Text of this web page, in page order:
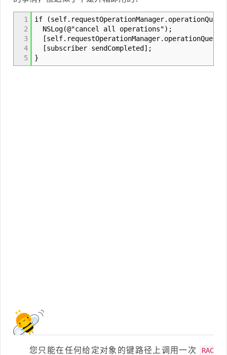
1
2
3
4
5
if
NSLog(@"cancel all operations");
[subscriber sendCompleted];
}
您只能在任何给定对象的键路径上调用一次
RAC